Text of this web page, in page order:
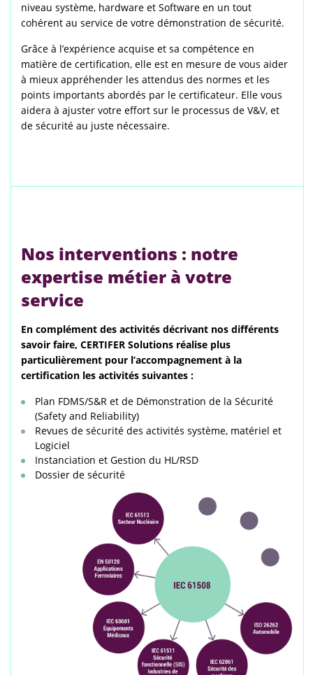
niveau système, hardware et Software en un tout
cohérent au service de votre démonstration de sécurité.
Grâce à l’expérience acquise et sa compétence en
matière de certification, elle est en mesure de vous aider
à mieux appréhender les attendus des normes et les
points importants abordés par le certificateur. Elle vous
aidera à ajuster votre effort sur le processus de V&V, et
de sécurité au juste nécessaire.
Nos interventions : notre
expertise métier à votre
service
En complément des activités décrivant nos différents
savoir faire, CERTIFER Solutions réalise plus
particulièrement pour l’accompagnement à la
certification les activités suivantes :
Plan FDMS/S&R et de Démonstration de la Sécurité
(Safety and Reliability)
Revues de sécurité des activités système, matériel et
Logiciel
Instanciation et Gestion du HL/RSD
Dossier de sécurité